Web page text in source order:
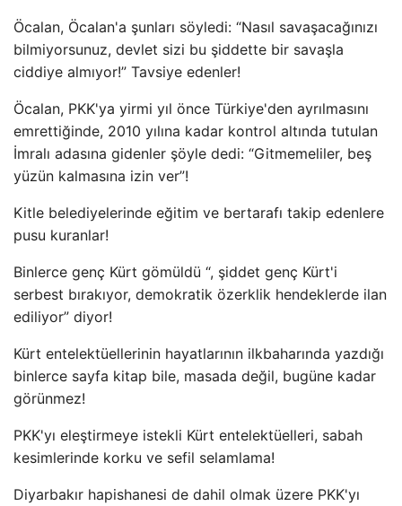
Öcalan, Öcalan'a şunları söyledi: “Nasıl savaşacağınızı
bilmiyorsunuz, devlet sizi bu şiddette bir savaşla
ciddiye almıyor!” Tavsiye edenler!
Öcalan, PKK'ya yirmi yıl önce Türkiye'den ayrılmasını
emrettiğinde, 2010 yılına kadar kontrol altında tutulan
İmralı adasına gidenler şöyle dedi: “Gitmemeliler, beş
yüzün kalmasına izin ver”!
Kitle belediyelerinde eğitim ve bertarafı takip edenlere
pusu kuranlar!
Binlerce genç Kürt gömüldü “, şiddet genç Kürt'i
serbest bırakıyor, demokratik özerklik hendeklerde ilan
ediliyor” diyor!
Kürt entelektüellerinin hayatlarının ilkbaharında yazdığı
binlerce sayfa kitap bile, masada değil, bugüne kadar
görünmez!
PKK'yı eleştirmeye istekli Kürt entelektüelleri, sabah
kesimlerinde korku ve sefil selamlama!
Diyarbakır hapishanesi de dahil olmak üzere PKK'yı